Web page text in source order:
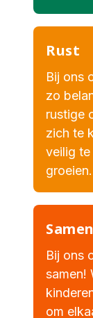
Rust
Bij ons
zo
rustige
zich te
veilig
groeien.
Samen
Bij ons
samen!
om